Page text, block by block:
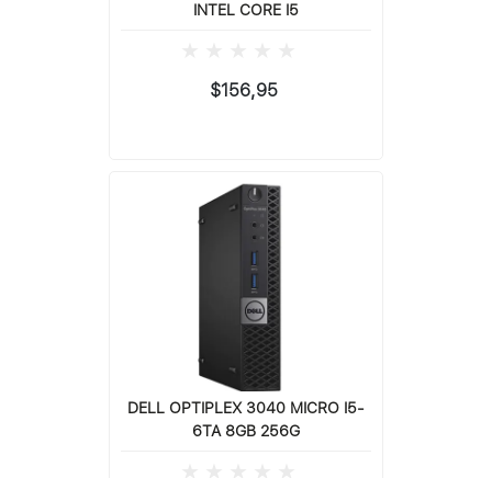
INTEL CORE I5
$156,95
DELL OPTIPLEX 3040 MICRO I5-
6TA 8GB 256G